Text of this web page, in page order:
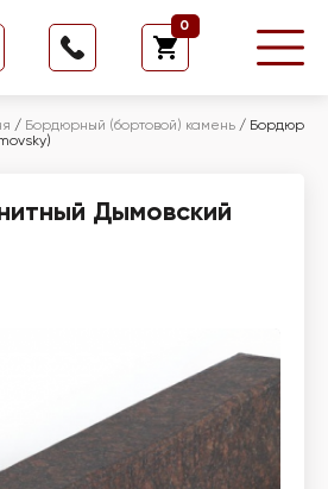
0
/ Бордюрный (бортовой) камень / Бордюр
Дымовский